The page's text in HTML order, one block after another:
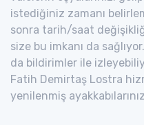
istediğiniz zamanı
sonra tarih/saat
size bu imkanı da
da bildirimler ile
Fatih Demirtaş Lostra
yenilenmiş